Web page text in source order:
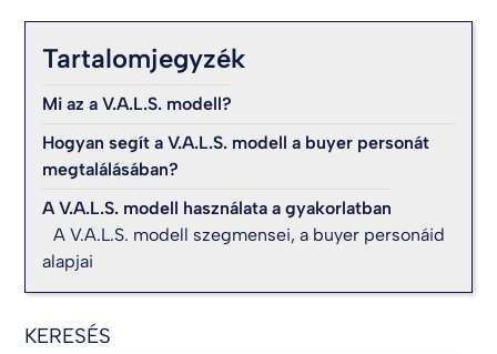
Tartalomjegyzék
Mi az a V.A.L.S. modell?
Hogyan segít a V.A.L.S. modell a buyer personát
megtalálásában?
A V.A.L.S. modell használata a gyakorlatban
A V.A.L.S. modell szegmensei, a buyer personáid
alapjai
KERESÉS